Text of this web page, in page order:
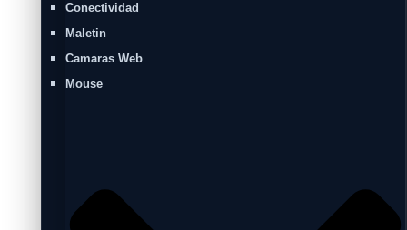
Conectividad
Maletin
Camaras Web
Mouse